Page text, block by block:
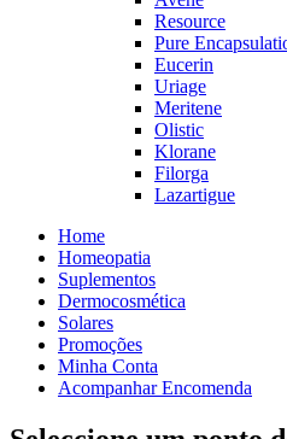
Resource
Pure
Eucerin
Uriage
Meritene
Olistic
Klorane
Filorga
Lazartigue
Home
Homeopatia
Suplementos
Dermocosmética
Solares
Promoções
Minha Conta
Acompanhar Encomenda